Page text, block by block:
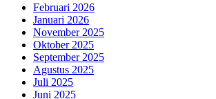
Februari 2026
Januari 2026
November 2025
Oktober 2025
September 2025
Agustus 2025
Juli 2025
Juni 2025